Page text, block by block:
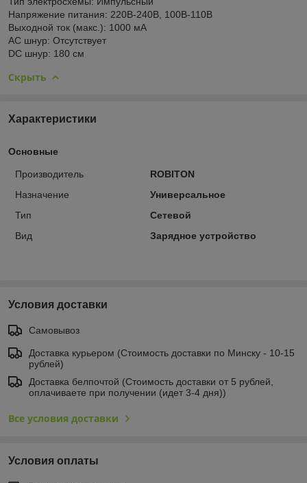
Напряжение питания: 220В-240В, 100В-110В
Выходной ток (макс.): 1000 мА
AС шнур: Отсутствует
DC шнур: 180 см
Скрыть
Характеристики
Основные
Производитель
ROBITON
Назначение
Универсальное
Тип
Сетевой
Вид
Зарядное устройство
Условия доставки
Самовывоз
Доставка курьером (Стоимость доставки по Минску - 10-15
рублей)
Доставка белпочтой (Стоимость доставки от 5 рублей,
оплачиваете при получении (идет 3-4 дня))
Все условия доставки
Условия оплаты